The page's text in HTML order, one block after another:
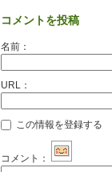
コメントを投稿
名前：
URL：
この情報を登録する
コメント：